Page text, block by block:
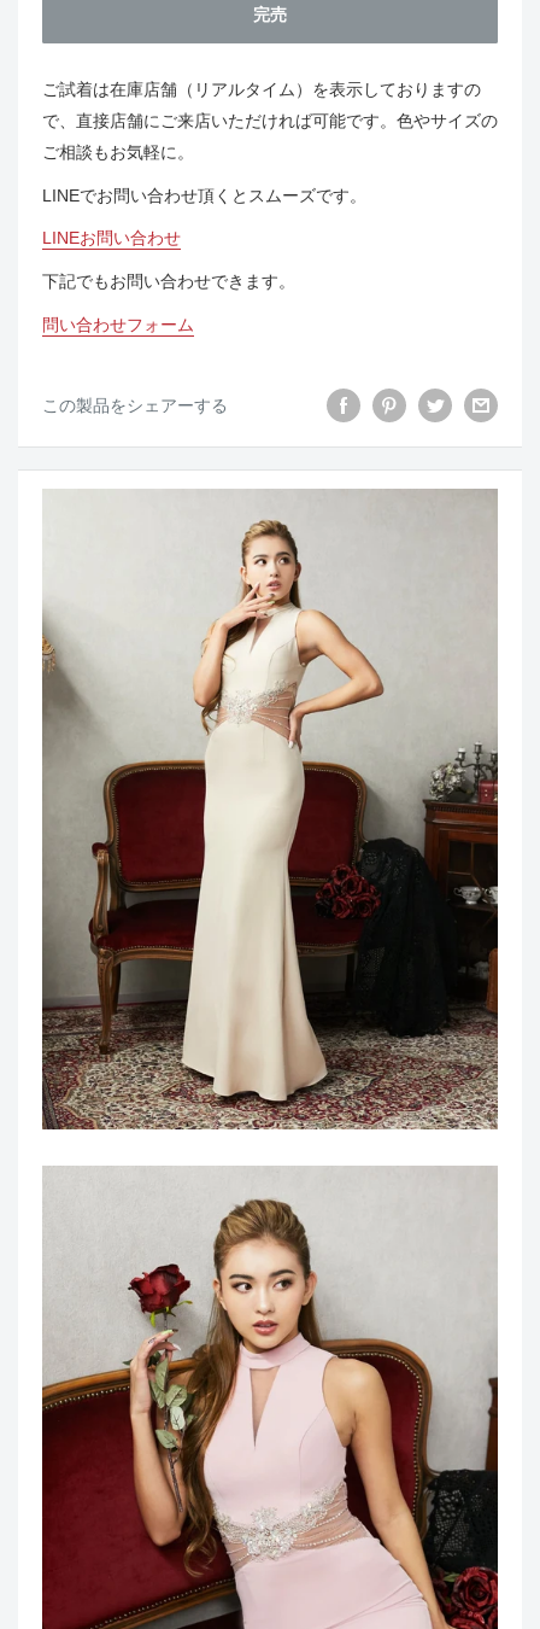
完売
ご試着は在庫店舗（リアルタイム）を表示しておりますの
で、直接店舗にご来店いただければ可能です。色やサイズの
ご相談もお気軽に。
LINEでお問い合わせ頂くとスムーズです。
LINEお問い合わせ
下記でもお問い合わせできます。
問い合わせフォーム
この製品をシェアーする